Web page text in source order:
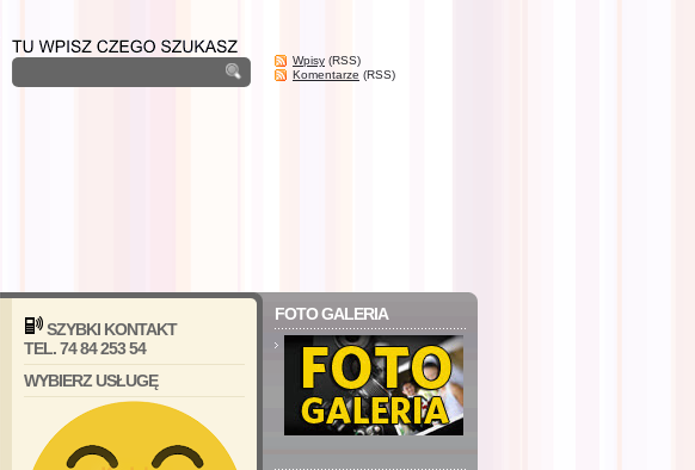
Wpisy (RSS)
Komentarze (RSS)
SZYBKI KONTAKT
TEL. 74 84 253 54
WYBIERZ USŁUGĘ
FOTO GALERIA